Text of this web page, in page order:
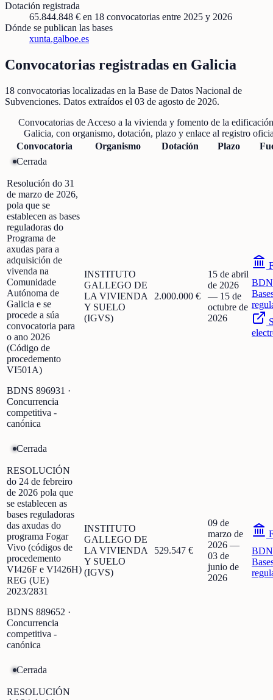
Dotación registrada
65.844.848 € en 18 convocatorias entre 2025 y 2026
Dónde se publican las bases
xunta.galboe.es
Convocatorias registradas en Galicia
18 convocatorias localizadas en la Base de Datos Nacional de
Subvenciones. Datos extraídos el 03 de agosto de 2026.
Convocatorias de Acceso a la vivienda y fomento de la edificación
Galicia, con organismo, dotación, plazo y enlace al registro
Convocatoria
Organismo Dotación Plazo
Cerrada
Resolución do 31
de marzo de 2026,
pola que se
establecen as bases
reguladoras do
Programa de
axudas para a
adquisición de
vivenda na
Comunidade
Autónoma de
Galicia e se
procede a súa
convocatoria para
o ano 2026
(Código de
procedemento
VI501A)
BDNS 896931 ·
Concurrencia
competitiva -
canónica
INSTITUTO
GALLEGO DE
LA VIVIENDA
Y SUELO
(IGVS)
2.000.000 €
15 de abril
de 2026
— 15 de
octubre de
2026
Cerrada
RESOLUCIÓN
do 24 de febreiro
de 2026 pola que
se establecen as
bases reguladoras
das axudas do
programa Fogar
Vivo (códigos de
procedemento
VI426F e VI426H)
REG (UE)
2023/2831
BDNS 889652 ·
Concurrencia
competitiva -
canónica
INSTITUTO
GALLEGO DE
LA VIVIENDA
Y SUELO
(IGVS)
529.547 €
09 de
marzo de
2026 —
03 de
junio de
2026
Cerrada
RESOLUCIÓN